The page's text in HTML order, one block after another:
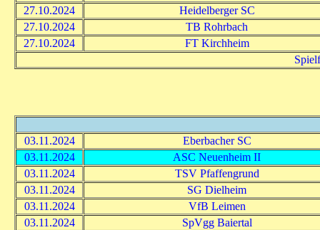
27.10.2024
Heidelberger SC
27.10.2024
TB Rohrbach
27.10.2024
FT Kirchheim
03.11.2024
Eberbacher SC
03.11.2024
ASC Neuenheim II
03.11.2024
TSV Pfaffengrund
03.11.2024
SG Dielheim
03.11.2024
VfB Leimen
03.11.2024
SpVgg Baiertal